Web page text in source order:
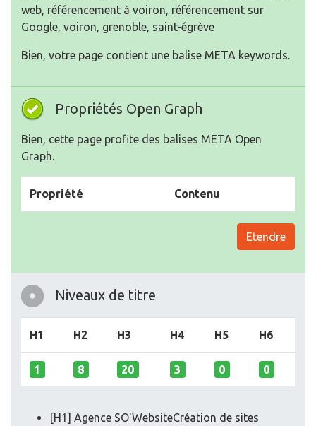
web, référencement à voiron, référencement sur
Google, voiron, grenoble, saint-égrève
Bien, votre page contient une balise META keywords.
Propriétés Open Graph
Bien, cette page profite des balises META Open
Graph.
Propriété Contenu
Etendre
Niveaux de titre
H1 H2 H3 H4 H5 H6
1 8 20 3 0 0
[H1] Agence SO'WebsiteCréation de sites